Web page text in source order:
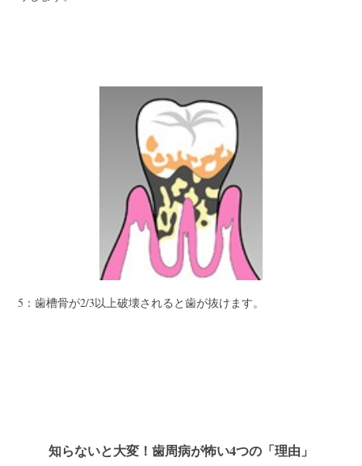
5：歯槽骨が2/3以上破壊されると歯が抜けます。
知らないと大変！歯周病が怖い4つの「理由」